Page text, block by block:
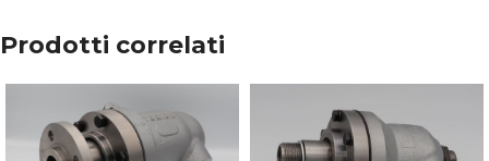
Prodotti correlati